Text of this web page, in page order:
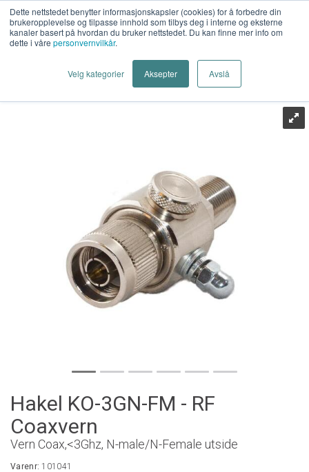
Dette nettstedet benytter informasjonskapsler (cookies) for å forbedre din
brukeropplevelse og tilpasse innhold som tilbys deg i interne og eksterne
kanaler basert på hvordan du bruker nettstedet. Du kan finne mer info om
dette i våre personvernvilkår.
Velg kategorier Aksepter Avslå
Last Mile AS>Trådløst Overspenningsvern
Hakel KO-3GN-FM - RF Coaxvern
Hakel KO-3GN-FM - RF
Coaxvern
Vern Coax,<3Ghz, N-male/N-Female utside
Varenr:101041